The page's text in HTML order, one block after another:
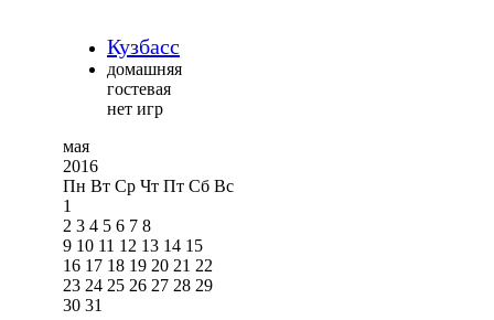
Кузбасс
домашняя
гостевая
нет игр
мая
2016
Пн Вт Ср Чт Пт Сб Вс
1
2 3 4 5 6 7 8
9 10 11 12 13 14 15
16 17 18 19 20 21 22
23 24 25 26 27 28 29
30 31